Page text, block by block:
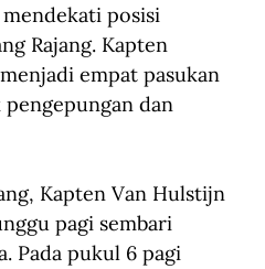
posisi
Rajang. Kapten
empat pasukan
dan
Kapten Van Hulstijn
pagi sembari
Pada pukul 6 pagi